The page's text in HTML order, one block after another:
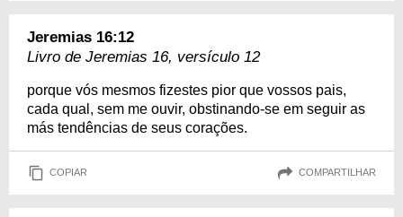
Jeremias 16:12
Livro de Jeremias 16, versículo 12
porque vós mesmos fizestes pior que vossos pais,
cada qual, sem me ouvir, obstinando-se em seguir as
más tendências de seus corações.
COPIAR COMPARTILHAR